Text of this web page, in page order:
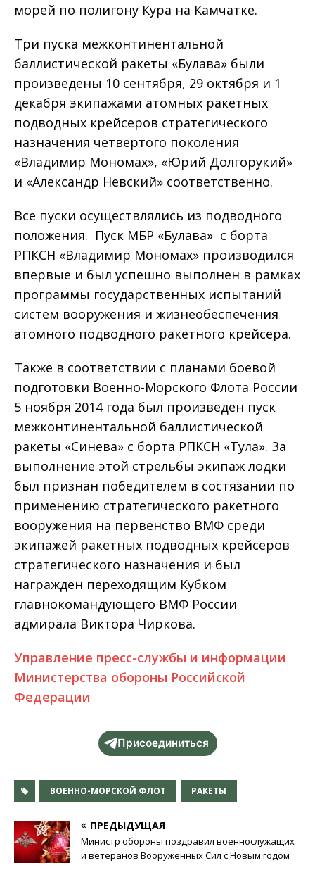
морей по полигону Кура на Камчатке.
Три пуска межконтинентальной
баллистической ракеты «Булава» были
произведены 10 сентября, 29 октября и 1
декабря экипажами атомных ракетных
подводных крейсеров стратегического
назначения четвертого поколения
«Владимир Мономах», «Юрий Долгорукий»
и «Александр Невский» соответственно.
Все пуски осуществлялись из подводного
положения. Пуск МБР «Булава» с борта
РПКСН «Владимир Мономах» производился
впервые и был успешно выполнен в рамках
программы государственных испытаний
систем вооружения и жизнеобеспечения
атомного подводного ракетного крейсера.
Также в соответствии с планами боевой
подготовки Военно-Морского Флота России
5 ноября 2014 года был произведен пуск
межконтинентальной баллистической
ракеты «Синева» с борта РПКСН «Тула». За
выполнение этой стрельбы экипаж лодки
был признан победителем в состязании по
применению стратегического ракетного
вооружения на первенство ВМФ среди
экипажей ракетных подводных крейсеров
стратегического назначения и был
награжден переходящим Кубком
главнокомандующего ВМФ России
адмирала Виктора Чиркова.
Управление пресс-службы и информации
Министерства обороны Российской
Федерации
Присоединиться
ВОЕННО-МОРСКОЙ ФЛОТ РАКЕТЫ
ПРЕДЫДУЩАЯ
Министр обороны поздравил военнослужащих
и ветеранов Вооруженных Сил с Новым годом